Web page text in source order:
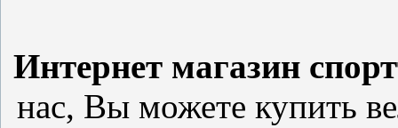
Интернет магазин
нас, Вы можете купить